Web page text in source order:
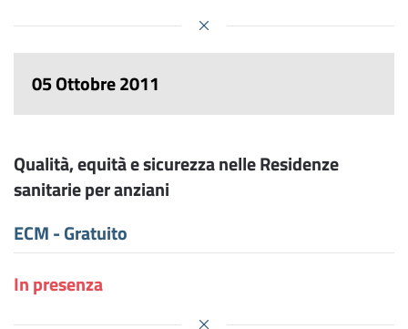
05 Ottobre 2011
Qualità, equità e sicurezza nelle Residenze
sanitarie per anziani
ECM - Gratuito
In presenza